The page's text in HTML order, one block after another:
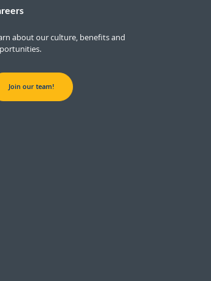
about our culture, benefits and
Join our team!